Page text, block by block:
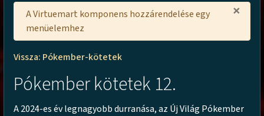
×
A Virtuemart komponens hozzárendelése egy
menüelemhez
Vissza: Pókember-kötetek
Pókember kötetek 12.
A 2024-es év legnagyobb durranása, az Új Világ Pókember